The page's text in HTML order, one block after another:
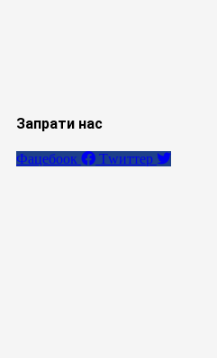
Запрати нас
Фацебоок Тwиттер